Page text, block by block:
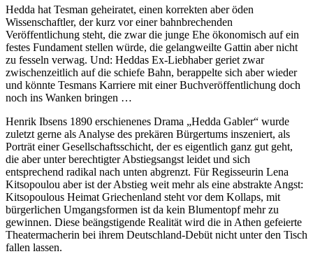
Hedda hat Tesman geheiratet, einen korrekten aber öden
Wissenschaftler, der kurz vor einer bahnbrechenden
Veröffentlichung steht, die zwar die junge Ehe ökonomisch auf ein
festes Fundament stellen würde, die gelangweilte Gattin aber nicht
zu fesseln verwag. Und: Heddas Ex-Liebhaber geriet zwar
zwischenzeitlich auf die schiefe Bahn, berappelte sich aber wieder
und könnte Tesmans Karriere mit einer Buchveröffentlichung doch
noch ins Wanken bringen …
Henrik Ibsens 1890 erschienenes Drama „Hedda Gabler“ wurde
zuletzt gerne als Analyse des prekären Bürgertums inszeniert, als
Porträt einer Gesellschaftsschicht, der es eigentlich ganz gut geht,
die aber unter berechtigter Abstiegsangst leidet und sich
entsprechend radikal nach unten abgrenzt. Für Regisseurin Lena
Kitsopoulou aber ist der Abstieg weit mehr als eine abstrakte Angst:
Kitsopoulous Heimat Griechenland steht vor dem Kollaps, mit
bürgerlichen Umgangsformen ist da kein Blumentopf mehr zu
gewinnen. Diese beängstigende Realität wird die in Athen gefeierte
Theatermacherin bei ihrem Deutschland-Debüt nicht unter den Tisch
fallen lassen.